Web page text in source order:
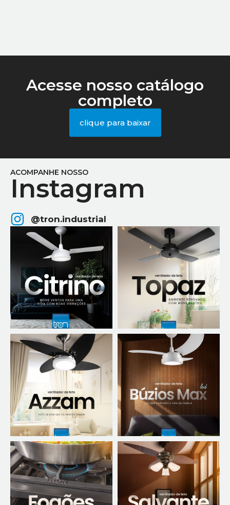
Acesse nosso catálogo
completo
clique para baixar
ACOMPANHE NOSSO
Instagram
@tron.industrial